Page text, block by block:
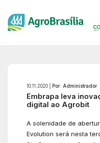
10.11.2020 | Por: Administrador
Embrapa leva
digital ao Agrobit
A solenidade de
Evolution será nesta